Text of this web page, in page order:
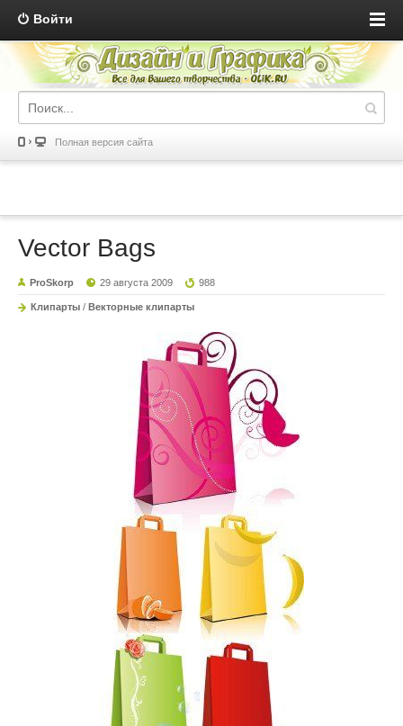
Войти
Полная версия сайта
Vector Bags
ProSkorp 29 августа 2009 988
Клипарты / Векторные клипарты